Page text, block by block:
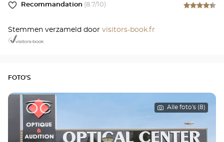
Recommandation (8.7/10)
Stemmen verzameld door visitors-book.fr
FOTO'S
Alle foto's (8)